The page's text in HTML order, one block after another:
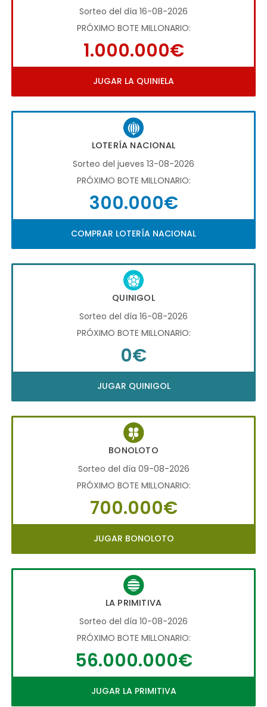
Sorteo del día 16-08-2026
PRÓXIMO BOTE MILLONARIO:
1.000.000€
JUGAR LA QUINIELA
LOTERÍA NACIONAL
Sorteo del jueves 13-08-2026
PRÓXIMO BOTE MILLONARIO:
300.000€
COMPRAR LOTERÍA NACIONAL
QUINIGOL
Sorteo del día 16-08-2026
PRÓXIMO BOTE MILLONARIO:
0€
JUGAR QUINIGOL
BONOLOTO
Sorteo del día 09-08-2026
PRÓXIMO BOTE MILLONARIO:
700.000€
JUGAR BONOLOTO
LA PRIMITIVA
Sorteo del día 10-08-2026
PRÓXIMO BOTE MILLONARIO:
56.000.000€
JUGAR LA PRIMITIVA